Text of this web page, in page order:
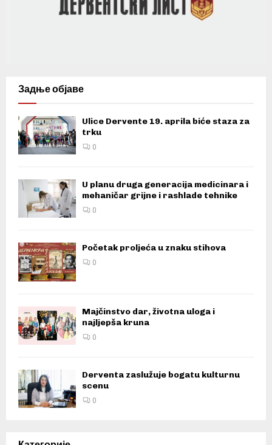
Задње објаве
Ulice Dervente 19. aprila biće staza za
trku
0
U planu druga generacija medicinara i
mehaničar grijne i rashlade tehnike
0
Početak proljeća u znaku stihova
0
Majčinstvo dar, životna uloga i
najljepša kruna
0
Derventa zaslužuje bogatu kulturnu
scenu
0